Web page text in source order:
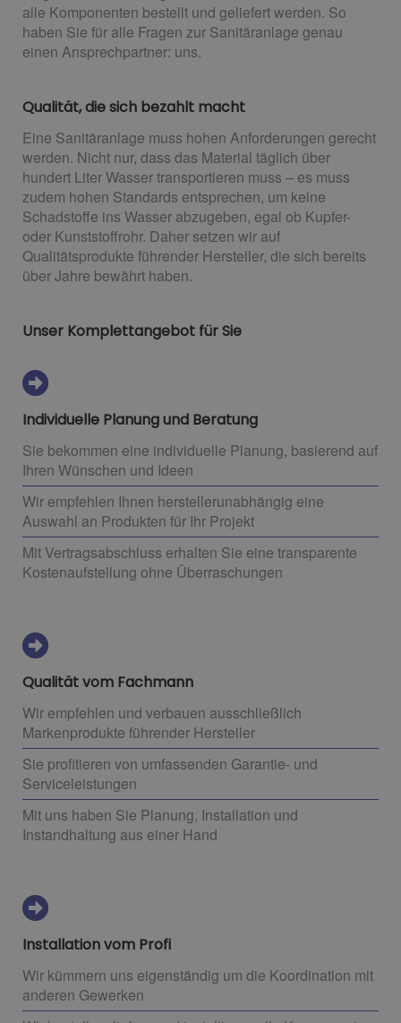
alle Komponenten bestellt und geliefert werden. So
haben Sie für alle Fragen zur Sanitäranlage genau
einen Ansprechpartner: uns.
Qualität, die sich bezahlt macht
Eine Sanitäranlage muss hohen Anforderungen gerecht
werden. Nicht nur, dass das Material täglich über
hundert Liter Wasser transportieren muss – es muss
zudem hohen Standards entsprechen, um keine
Schadstoffe ins Wasser abzugeben, egal ob Kupfer-
oder Kunststoffrohr. Daher setzen wir auf
Qualitätsprodukte führender Hersteller, die sich bereits
über Jahre bewährt haben.
Unser Komplettangebot für Sie
Individuelle Planung und Beratung
Sie bekommen eine individuelle Planung, basierend auf
Ihren Wünschen und Ideen
Wir empfehlen Ihnen herstellerunabhängig eine
Auswahl an Produkten für Ihr Projekt
Mit Vertragsabschluss erhalten Sie eine transparente
Kostenaufstellung ohne Überraschungen
Qualität vom Fachmann
Wir empfehlen und verbauen ausschließlich
Markenprodukte führender Hersteller
Sie profitieren von umfassenden Garantie- und
Serviceleistungen
Mit uns haben Sie Planung, Installation und
Instandhaltung aus einer Hand
Installation vom Profi
Wir kümmern uns eigenständig um die Koordination mit
anderen Gewerken